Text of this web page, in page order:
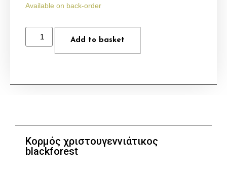
Available on back-order
Add to basket
Κορμός χριστουγεννιάτικος
blackforest